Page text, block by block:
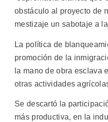
obstáculo al proyecto de
mestizaje un sabotaje a
La política de
promoción de la
la mano de obra esclava
otras actividades
Se descartó la
más productiva, en la